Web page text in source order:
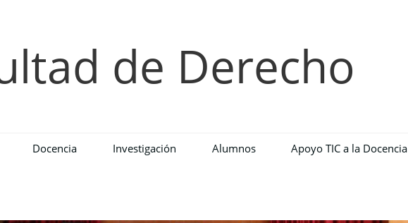
de Derecho
Docencia Investigación Alumnos Apoyo TIC a la Docencia